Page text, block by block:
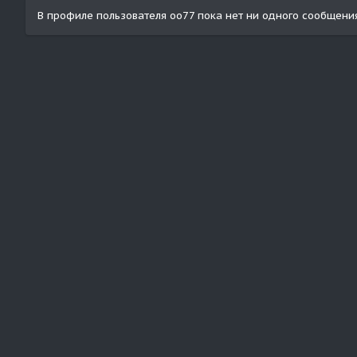
В профиле пользователя oo77 пока нет ни одного